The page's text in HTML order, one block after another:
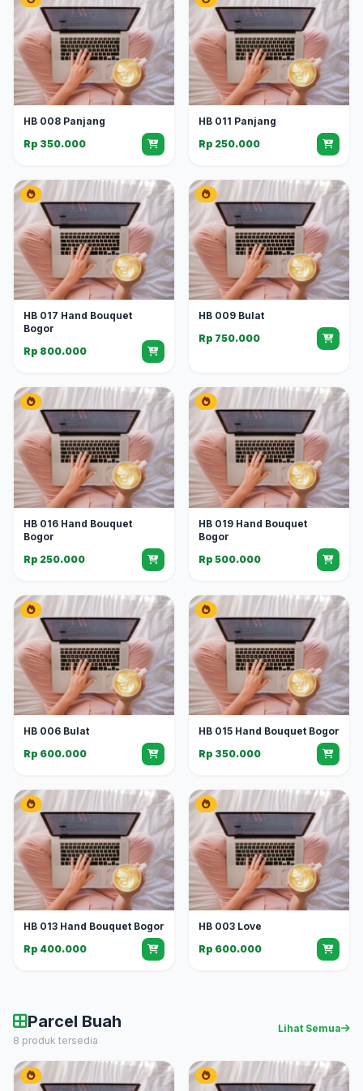
HB 008 Panjang
Rp 350.000
HB 011 Panjang
Rp 250.000
HB 017 Hand Bouquet
Bogor
Rp 800.000
HB 009 Bulat
Rp 750.000
HB 016 Hand Bouquet
Bogor
Rp 250.000
HB 019 Hand Bouquet
Bogor
Rp 500.000
HB 006 Bulat
Rp 600.000
HB 015 Hand Bouquet Bogor
Rp 350.000
HB 013 Hand Bouquet Bogor
Rp 400.000
HB 003 Love
Rp 600.000
Parcel Buah
8 produk tersedia
Lihat Semua